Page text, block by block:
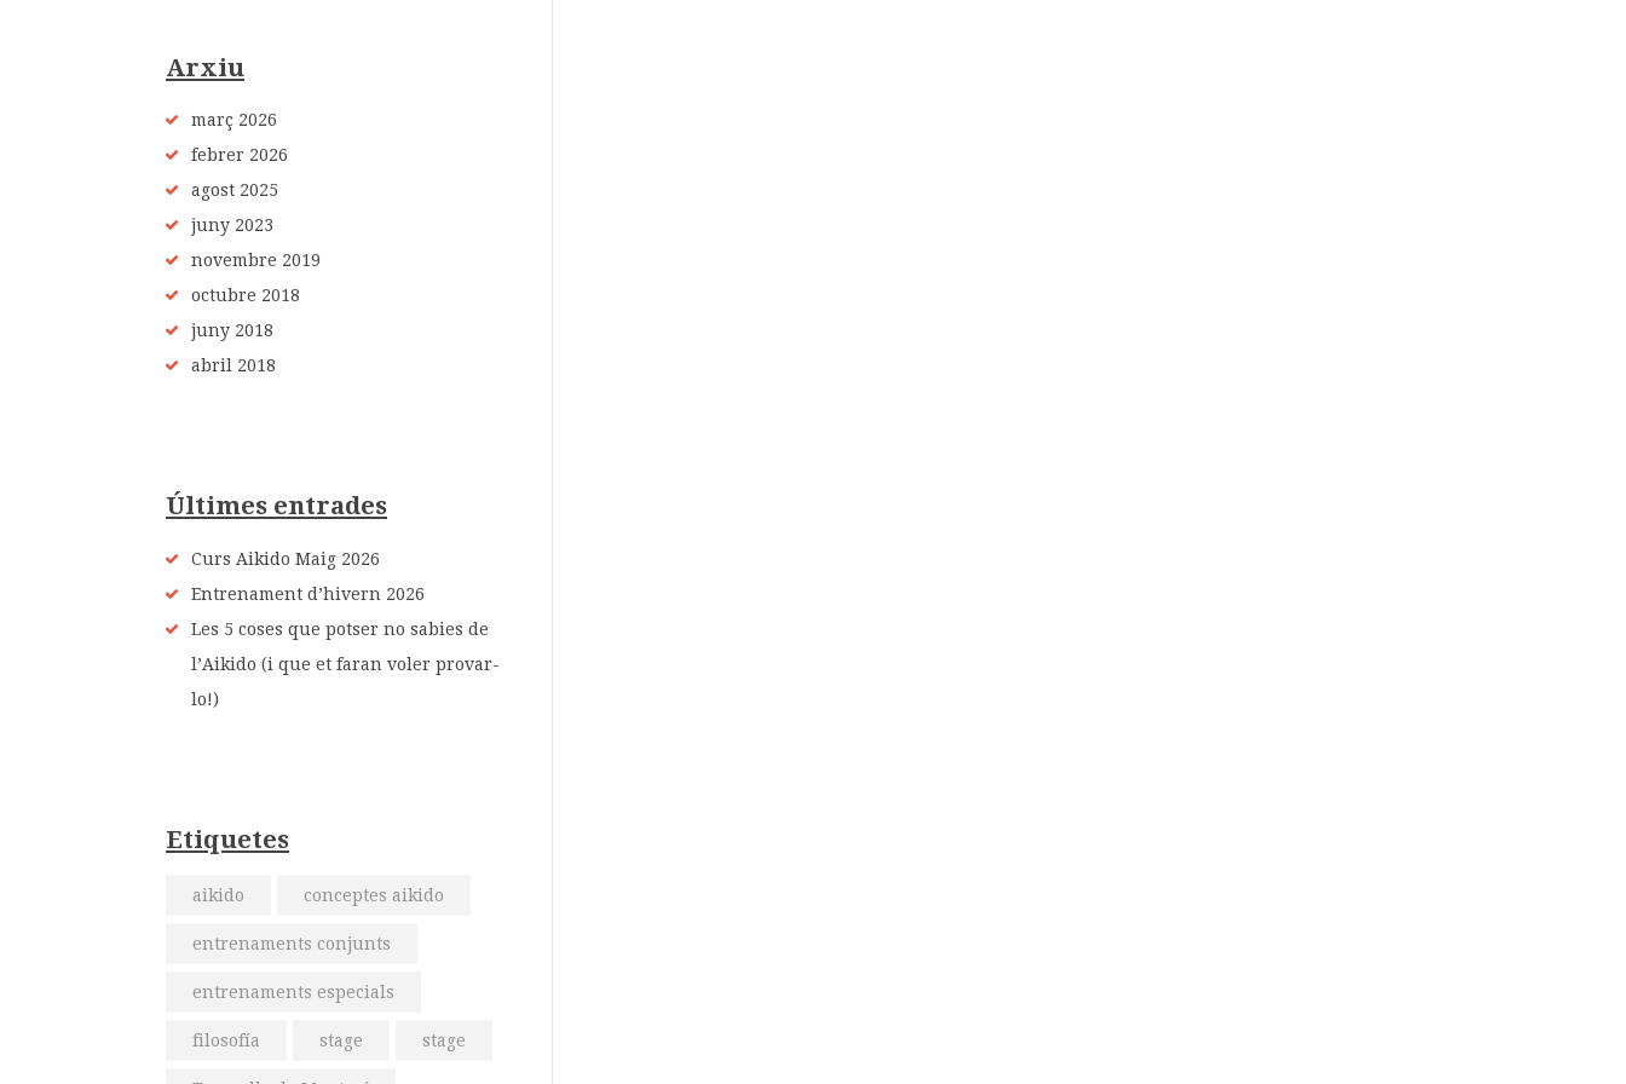
Arxiu
març 2026
febrer 2026
agost 2025
juny 2023
novembre 2019
octubre 2018
juny 2018
abril 2018
Últimes entrades
Curs Aikido Maig 2026
Entrenament d’hivern 2026
Les 5 coses que potser no sabies de
l’Aikido (i que et faran voler provar-
lo!)
Etiquetes
aikido conceptes aikido
entrenaments conjunts
entrenaments especials
filosofía stage stage